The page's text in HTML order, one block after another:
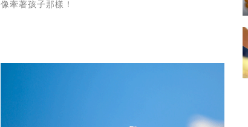
像牽著孩子那樣！